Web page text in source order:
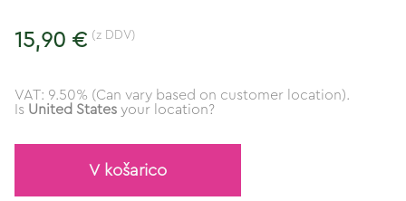
15,90 € (z DDV)
VAT: 9.50% (Can vary based on customer location).
Is United States your location?
V košarico